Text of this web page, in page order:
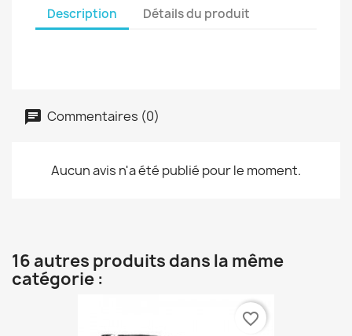
Description Détails du produit
Commentaires (0)
Aucun avis n'a été publié pour le moment.
16 autres produits dans la même
catégorie :
favorite_border